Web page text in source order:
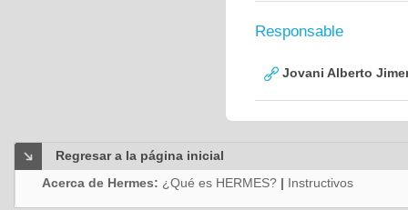
Responsable
Jovani Alberto
Regresar a la página inicial
Acerca de Hermes: ¿Qué es HERMES? | Instructivos